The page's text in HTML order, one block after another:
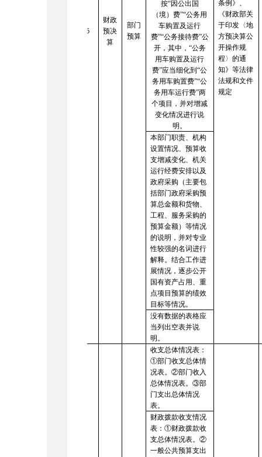
6
财政
预决
算
部门
预算
条例》、
《财政部关
于印发〈地
方预决算公
开操作规
程〉的通
知》 等法律
法规和文件
规定
按“因公出国
（境）费”“公务用
车购置及运行
费”“公务接待费”公
开，其中，“公务
用车购置及运行
费”应当细化到“公
务用车购置费”“公
务用车运行费”两
个项目，并对增减
变化情况进行说
明。
本部门职责、机构
设置情况、预算收
支增减变化、机关
运行经费安排以及
政府采购（主要包
括部门政府采购预
算总金额和货物、
工程、服务采购的
预算金额）等情况
的说明，并对专业
性较强的名词进行
解释。结合工作进
展情况，逐步公开
国有资产占用、重
点项目预算的绩效
目标等情况。
没有数据的表格应
当列出空表并说
明。
收支总体情况表：
①部门收支总体情
况表。②部门收入
总体情况表。③部
门支出总体情况
表。
财政拨款收支情况
表： ①财政拨款收
支总体情况表。②
一般公共预算支出